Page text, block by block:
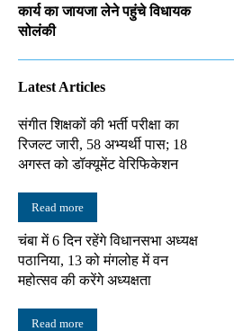
कार्य का जायजा लेने पहुंचे विधायक
सोलंकी
Latest Articles
संगीत शिक्षकों की भर्ती परीक्षा का
रिजल्ट जारी, 58 अभ्यर्थी पास; 18
अगस्त को डॉक्यूमेंट वेरिफिकेशन
Read more
चंबा में 6 दिन रहेंगे विधानसभा अध्यक्ष
पठानिया, 13 को मंगलोह में वन
महोत्सव की करेंगे अध्यक्षता
Read more